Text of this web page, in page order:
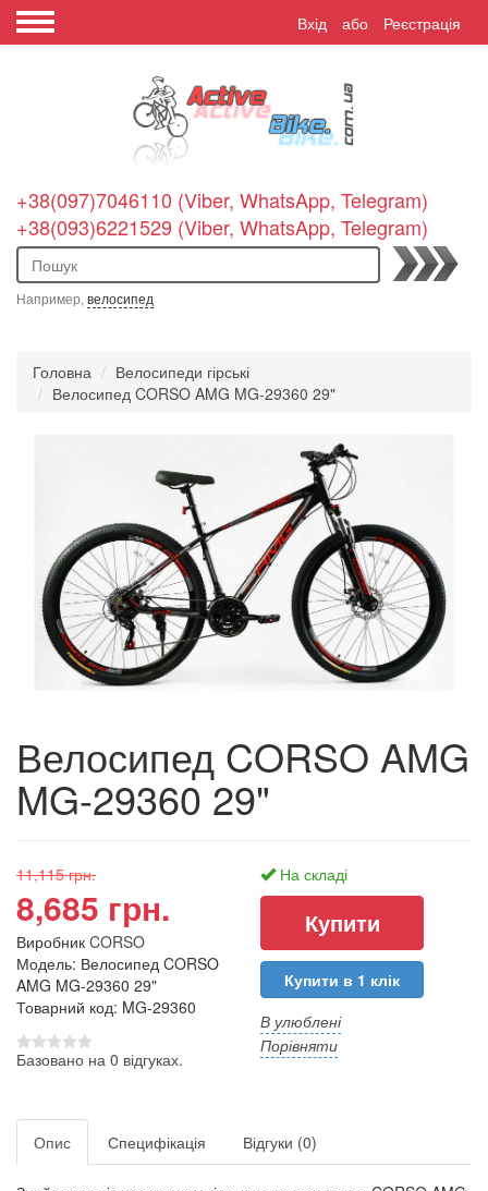
Вхід або Реєстрація
+38(097)7046110 (Viber, WhatsApp, Telegram)
+38(093)6221529 (Viber, WhatsApp, Telegram)
Пошук
Например, велосипед
Головна
Велосипеди гірські
Велосипед CORSO AMG MG-29360 29"
Велосипед CORSO AMG
MG-29360 29"
11,115 грн.
8,685 грн.
Виробник CORSO
Модель: Велосипед CORSO
AMG MG-29360 29"
Товарний код: MG-29360
Базовано на 0 відгуках.
На складі
Купити в 1 клік
В улюблені
Порівняти
Опис Специфікація Відгуки (0)